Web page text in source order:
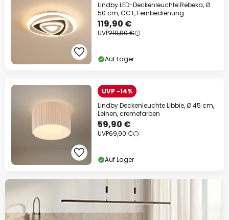
Lindby LED-Deckenleuchte Rebeka, Ø
50 cm, CCT, Fernbedienung
119,90 €
UVP219,90 €
Auf Lager
UVP -14%
Lindby Deckenleuchte Libbie, Ø 45 cm,
Leinen, cremefarben
59,90 €
UVP69,90 €
Auf Lager